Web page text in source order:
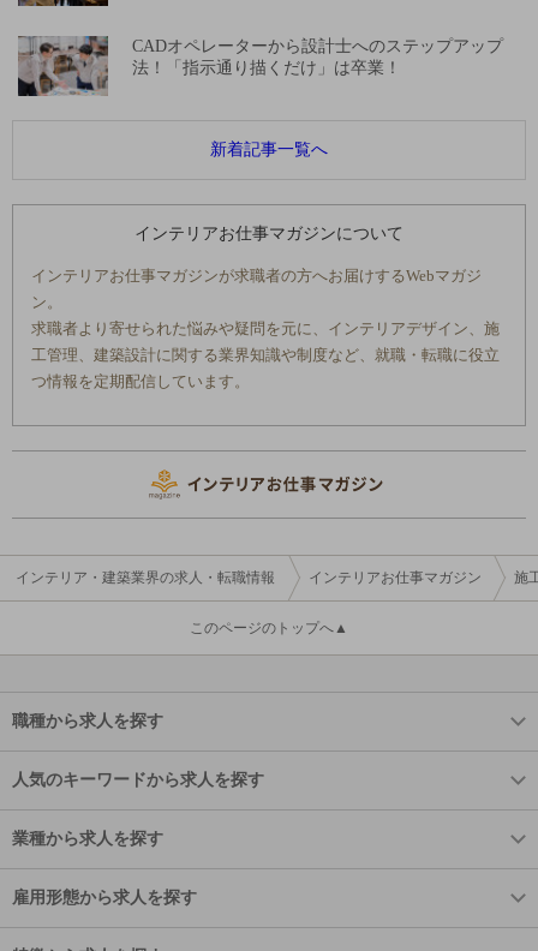
CADオペレーターから設計士へのステップアップ
法！「指示通り描くだけ」は卒業！
新着記事一覧へ
インテリアお仕事マガジンについて
インテリアお仕事マガジンが求職者の方へお届けするWebマガジ
ン。
求職者より寄せられた悩みや疑問を元に、インテリアデザイン、施
工管理、建築設計に関する業界知識や制度など、就職・転職に役立
つ情報を定期配信しています。
インテリア・建築業界の求人・転職情報 インテリアお仕事マガジン 施
このページのトップへ▲
職種から求人を探す
人気のキーワードから求人を探す
業種から求人を探す
雇用形態から求人を探す